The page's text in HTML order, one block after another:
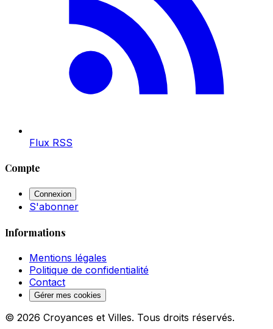
Flux RSS
Compte
Connexion
S'abonner
Informations
Mentions légales
Politique de confidentialité
Contact
Gérer mes cookies
© 2026 Croyances et Villes. Tous droits réservés.